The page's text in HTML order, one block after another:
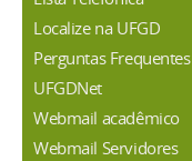
Localize na UFGD
Perguntas Frequentes
UFGDNet
Webmail acadêmico
Webmail Servidores